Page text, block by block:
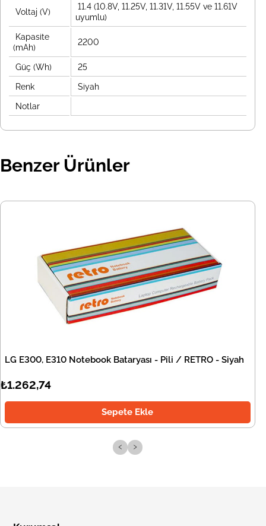
Voltaj (V)
11.4 (10.8V, 11.25V, 11.31V, 11.55V ve 11.61V
uyumlu)
Kapasite
(mAh)
2200
Güç (Wh) 25
Renk Siyah
Notlar
Benzer Ürünler
LG E300, E310 Notebook Bataryası - Pili / RETRO - Siyah
₺1.262,74
Sepete Ekle
‹ ›